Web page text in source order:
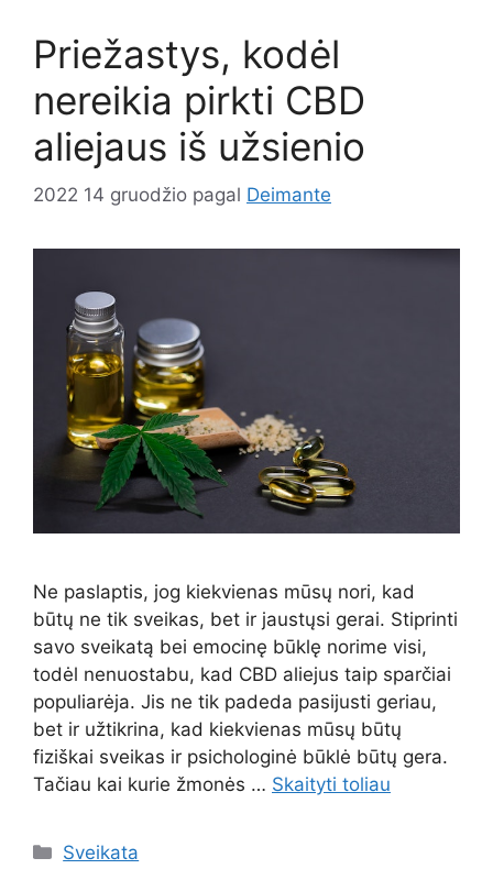
Priežastys, kodėl
nereikia pirkti CBD
aliejaus iš užsienio
2022 14 gruodžio pagal Deimante
Ne paslaptis, jog kiekvienas mūsų nori, kad
būtų ne tik sveikas, bet ir jaustųsi gerai. Stiprinti
savo sveikatą bei emocinę būklę norime visi,
todėl nenuostabu, kad CBD aliejus taip sparčiai
populiarėja. Jis ne tik padeda pasijusti geriau,
bet ir užtikrina, kad kiekvienas mūsų būtų
fiziškai sveikas ir psichologinė būklė būtų gera.
Tačiau kai kurie žmonės … Skaityti toliau
Kategorijos
Sveikata